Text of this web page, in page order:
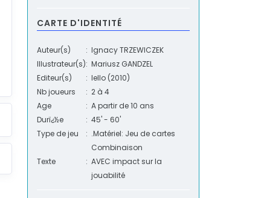
CARTE D'IDENTITÉ
Auteur(s) : Ignacy TRZEWICZEK
Illustrateur(s): Mariusz GANDZEL
Editeur(s)
: Iello (2010)
Nb joueurs
: 2 à 4
Age
: A partir de 10 ans
Durï¿½e
: 45' - 60'
Type de jeu
: .Matériel: Jeu de cartes
Combinaison
Texte
: AVEC impact sur la
jouabilité